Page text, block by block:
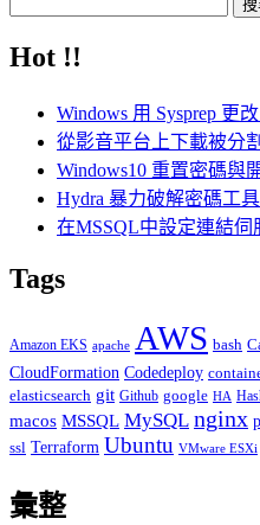
關
Hot !!
Windows 用 Sysprep 更
從影音平台上下載被分
Windows10 重置密碼與
Hydra 暴力破解密碼工
在MSSQL中設定連結伺
Tags
Amazon EKS apache AWS bash
CloudFormation Codedeploy
elasticsearch git Github google HA
macos MSSQL MySQL nginx
ssl Terraform Ubuntu VMware ESXi
彙整